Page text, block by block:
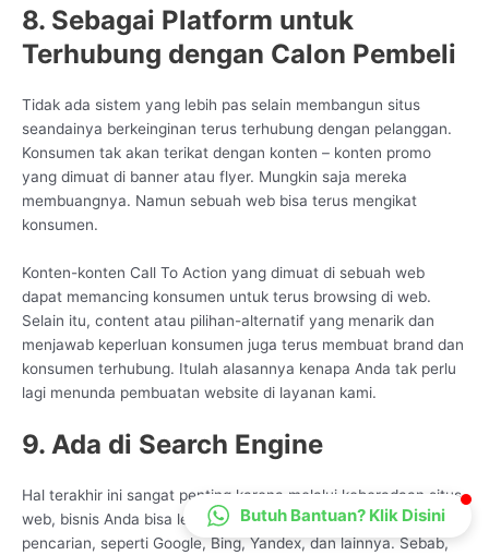
8. Sebagai Platform untuk
Terhubung dengan Calon Pembeli
Tidak ada sistem yang lebih pas selain membangun situs
seandainya berkeinginan terus terhubung dengan pelanggan.
Konsumen tak akan terikat dengan konten – konten promo
yang dimuat di banner atau flyer. Mungkin saja mereka
membuangnya. Namun sebuah web bisa terus mengikat
konsumen.
Konten-konten Call To Action yang dimuat di sebuah web
dapat memancing konsumen untuk terus browsing di web.
Selain itu, content atau pilihan-alternatif yang menarik dan
menjawab keperluan konsumen juga terus membuat brand dan
konsumen terhubung. Itulah alasannya kenapa Anda tak perlu
lagi menunda pembuatan website di layanan kami.
9. Ada di Search Engine
Hal terakhir ini sangat penting karena melalui keberadaan situs
web, bisnis Anda bisa lebih mudah ditemukan di mesin
pencarian, seperti Google, Bing, Yandex, dan lainnya. Sebab,
Online
Butuh Bantuan? Klik Disini